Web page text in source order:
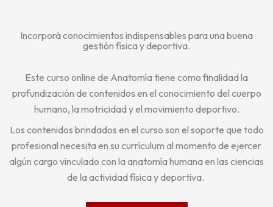
Incorporá conocimientos indispensables para una buena
gestión física y deportiva.
Este curso online de Anatomía tiene como finalidad la
profundización de contenidos en el conocimiento del cuerpo
humano, la motricidad y el movimiento deportivo.
Los contenidos brindados en el curso son el soporte que todo
profesional necesita en su currículum al momento de ejercer
algún cargo vinculado con la anatomía humana en las ciencias
de la actividad física y deportiva.